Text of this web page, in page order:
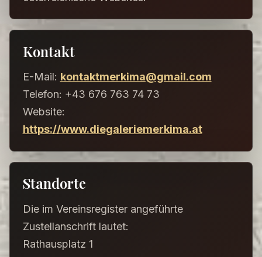
Kontakt
E-Mail: kontaktmerkima@gmail.com
Telefon: +43 676 763 74 73
Website:
https://www.diegaleriemerkima.at
Standorte
Die im Vereinsregister angeführte
Zustellanschrift lautet:
Rathausplatz 1